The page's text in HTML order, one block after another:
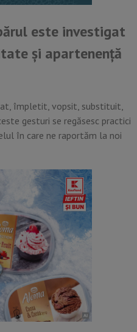
este investigat
și apartenență
împletit, vopsit, substituit,
gesturi se regăsesc practici
în care ne raportăm la noi